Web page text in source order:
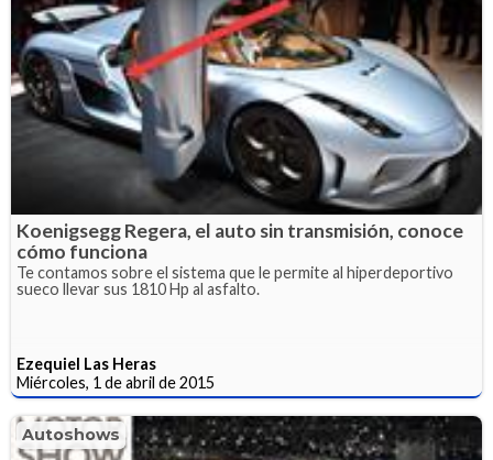
Koenigsegg Regera, el auto sin transmisión, conoce
cómo funciona
Te contamos sobre el sistema que le permite al hiperdeportivo
sueco llevar sus 1810 Hp al asfalto.
Ezequiel Las Heras
Miércoles, 1 de abril de 2015
Autoshows